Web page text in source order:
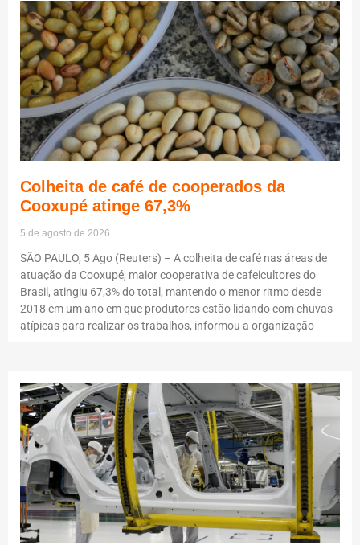
Colheita de café de cooperados da
Cooxupé atinge 67,3%
5 de agosto de 2026
SÃO PAULO, 5 Ago (Reuters) – A colheita de café nas áreas de
atuação da Cooxupé, maior cooperativa de cafeicultores do
Brasil, atingiu 67,3% do total, mantendo o menor ritmo desde
2018 em um ano em que produtores estão lidando com chuvas
atípicas para realizar os trabalhos, informou a organização